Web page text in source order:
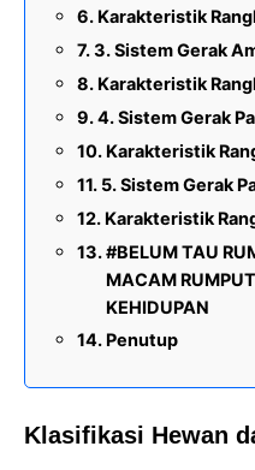
Karakteristik
3. Sistem Gerak
Karakteristik
4. Sistem Gerak
Karakteristik
5. Sistem Gerak
Karakteristik
#BELUM TAU
MACAM
KEHIDUPAN
Penutup
Klasifikasi Hewan